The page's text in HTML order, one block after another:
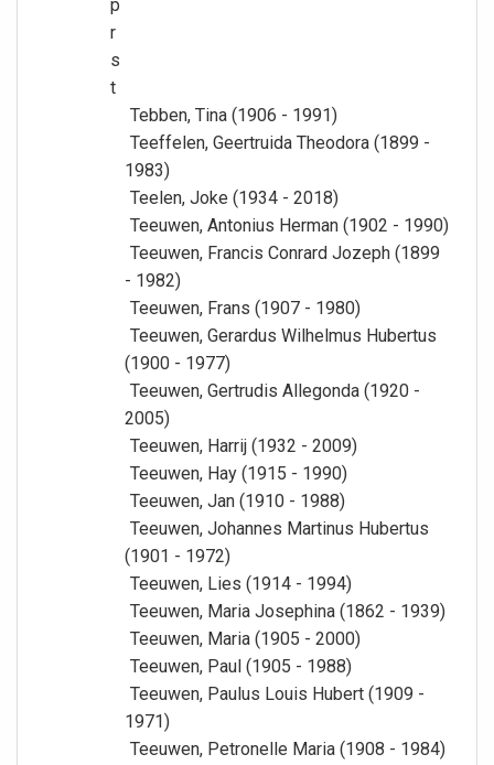
p
r
s
t
Tebben, Tina (1906 - 1991)
Teeffelen, Geertruida Theodora (1899 -
1983)
Teelen, Joke (1934 - 2018)
Teeuwen, Antonius Herman (1902 - 1990)
Teeuwen, Francis Conrard Jozeph (1899
- 1982)
Teeuwen, Frans (1907 - 1980)
Teeuwen, Gerardus Wilhelmus Hubertus
(1900 - 1977)
Teeuwen, Gertrudis Allegonda (1920 -
2005)
Teeuwen, Harrij (1932 - 2009)
Teeuwen, Hay (1915 - 1990)
Teeuwen, Jan (1910 - 1988)
Teeuwen, Johannes Martinus Hubertus
(1901 - 1972)
Teeuwen, Lies (1914 - 1994)
Teeuwen, Maria Josephina (1862 - 1939)
Teeuwen, Maria (1905 - 2000)
Teeuwen, Paul (1905 - 1988)
Teeuwen, Paulus Louis Hubert (1909 -
1971)
Teeuwen, Petronelle Maria (1908 - 1984)